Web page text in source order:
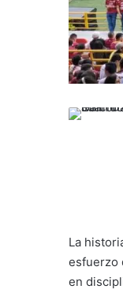
La
esfuerzo
en